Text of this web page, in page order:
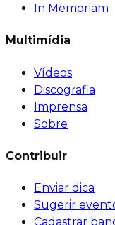
In Memoriam
Multimídia
Vídeos
Discografia
Imprensa
Sobre
Contribuir
Enviar dica
Sugerir
Cadastrar